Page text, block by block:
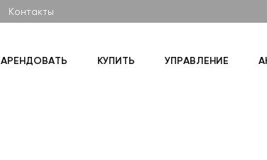
Контакты
АРЕНДОВАТЬ КУПИТЬ УПРАВЛЕНИЕ